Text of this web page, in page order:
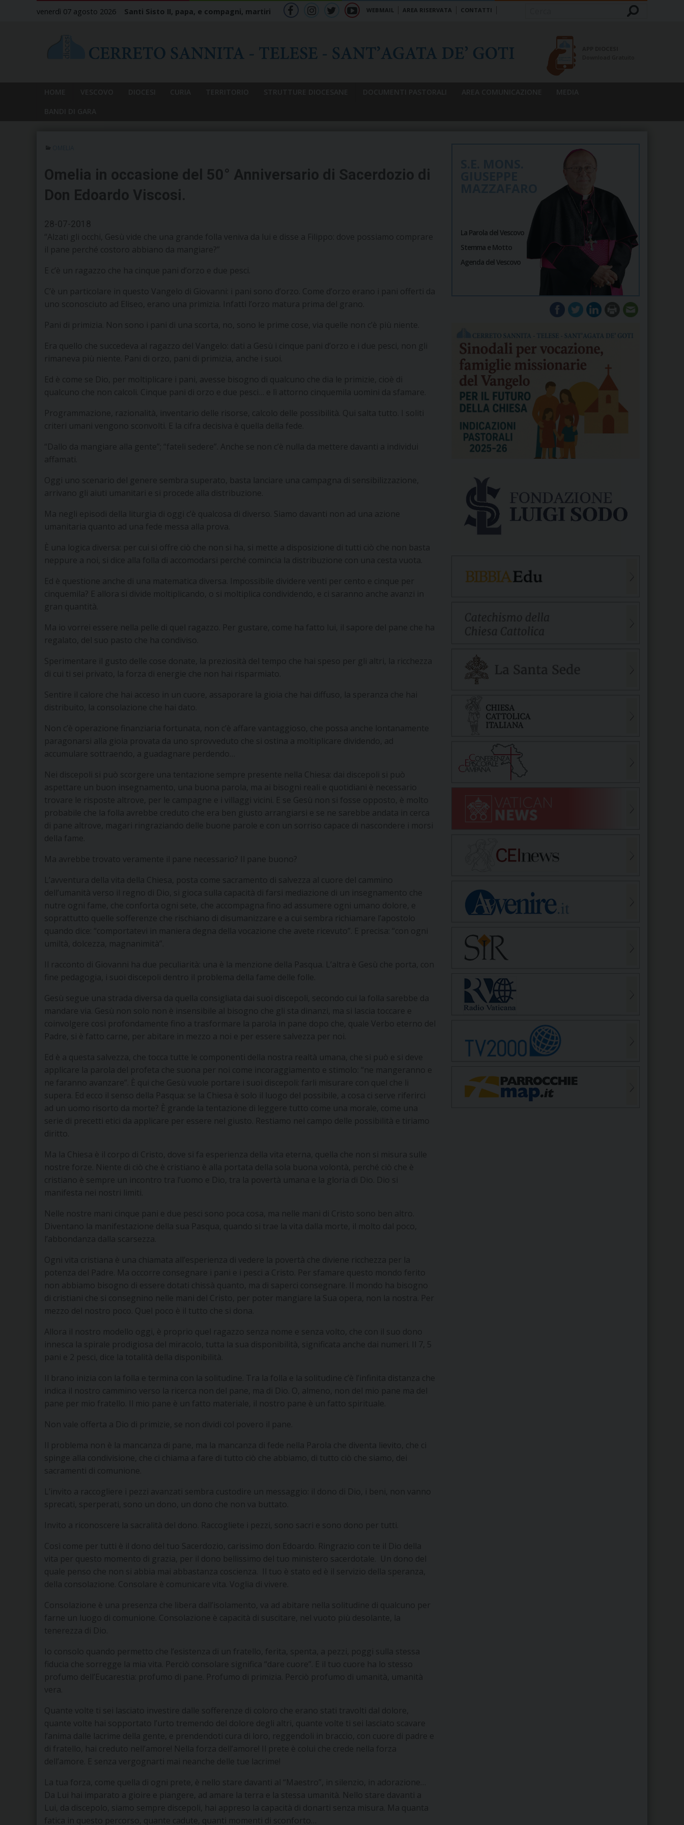
venerdì 07 agosto 2026 Santi Sisto II, papa, e compagni, martiri WEBMAIL AREA RISERVATA CONTATTI Cerca
Omelia in occasione del 50° Anniversario di Sacerdozio di
Don Edoardo Viscosi.
28-07-2018
“Alzati gli occhi, Gesù vide che una grande folla veniva da lui e disse a Filippo: dove possiamo comprare
il pane perché costoro abbiano da mangiare?”
E c’è un ragazzo che ha cinque pani d’orzo e due pesci.
C’è un particolare in questo Vangelo di Giovanni: i pani sono d’orzo. Come d’orzo erano i pani offerti da
uno sconosciuto ad Eliseo, erano una primizia. Infatti l’orzo matura prima del grano.
Pani di primizia. Non sono i pani di una scorta, no, sono le prime cose, via quelle non c’è più niente.
Era quello che succedeva al ragazzo del Vangelo: dati a Gesù i cinque pani d’orzo e i due pesci, non gli
rimaneva più niente. Pani di orzo, pani di primizia, anche i suoi.
Ed è come se Dio, per moltiplicare i pani, avesse bisogno di qualcuno che dia le primizie, cioè di
qualcuno che non calcoli. Cinque pani di orzo e due pesci… e lì attorno cinquemila uomini da sfamare.
Programmazione, razionalità, inventario delle risorse, calcolo delle possibilità. Qui salta tutto. I soliti
criteri umani vengono sconvolti. E la cifra decisiva è quella della fede.
“Dallo da mangiare alla gente”; “fateli sedere”. Anche se non c’è nulla da mettere davanti a individui
affamati.
Oggi uno scenario del genere sembra superato, basta lanciare una campagna di sensibilizzazione,
arrivano gli aiuti umanitari e si procede alla distribuzione.
Ma negli episodi della liturgia di oggi c’è qualcosa di diverso. Siamo davanti non ad una azione
umanitaria quanto ad una fede messa alla prova.
È una logica diversa: per cui si offre ciò che non si ha, si mette a disposizione di tutti ciò che non basta
neppure a noi, si dice alla folla di accomodarsi perché comincia la distribuzione con una cesta vuota.
Ed è questione anche di una matematica diversa. Impossibile dividere venti per cento e cinque per
cinquemila? E allora si divide moltiplicando, o si moltiplica condividendo, e ci saranno anche avanzi in
gran quantità.
Ma io vorrei essere nella pelle di quel ragazzo. Per gustare, come ha fatto lui, il sapore del pane che ha
regalato, del suo pasto che ha condiviso.
Sperimentare il gusto delle cose donate, la preziosità del tempo che hai speso per gli altri, la ricchezza
di cui ti sei privato, la forza di energie che non hai risparmiato.
Sentire il calore che hai acceso in un cuore, assaporare la gioia che hai diffuso, la speranza che hai
distribuito, la consolazione che hai dato.
Non c’è operazione finanziaria fortunata, non c’è affare vantaggioso, che possa anche lontanamente
paragonarsi alla gioia provata da uno sprovveduto che si ostina a moltiplicare dividendo, ad
accumulare sottraendo, a guadagnare perdendo…
Nei discepoli si può scorgere una tentazione sempre presente nella Chiesa: dai discepoli si può
aspettare un buon insegnamento, una buona parola, ma ai bisogni reali e quotidiani è necessario
trovare le risposte altrove, per le campagne e i villaggi vicini. E se Gesù non si fosse opposto, è molto
probabile che la folla avrebbe creduto che era ben giusto arrangiarsi e se ne sarebbe andata in cerca
di pane altrove, magari ringraziando delle buone parole e con un sorriso capace di nascondere i morsi
della fame.
Ma avrebbe trovato veramente il pane necessario? Il pane buono?
L’avventura della vita della Chiesa, posta come sacramento di salvezza al cuore del cammino
dell’umanità verso il regno di Dio, si gioca sulla capacità di farsi mediazione di un insegnamento che
nutre ogni fame, che conforta ogni sete, che accompagna fino ad assumere ogni umano dolore, e
soprattutto quelle sofferenze che rischiano di disumanizzare e a cui sembra richiamare l’apostolo
quando dice: “comportatevi in maniera degna della vocazione che avete ricevuto”. E precisa: “con ogni
umiltà, dolcezza, magnanimità”.
Il racconto di Giovanni ha due peculiarità: una è la menzione della Pasqua. L’altra è Gesù che porta, con
fine pedagogia, i suoi discepoli dentro il problema della fame delle folle.
Gesù segue una strada diversa da quella consigliata dai suoi discepoli, secondo cui la folla sarebbe da
mandare via. Gesù non solo non è insensibile al bisogno che gli sta dinanzi, ma si lascia toccare e
coinvolgere così profondamente fino a trasformare la parola in pane dopo che, quale Verbo eterno del
Padre, si è fatto carne, per abitare in mezzo a noi e per essere salvezza per noi.
Ed è a questa salvezza, che tocca tutte le componenti della nostra realtà umana, che si può e si deve
applicare la parola del profeta che suona per noi come incoraggiamento e stimolo: “ne mangeranno e
ne faranno avanzare”. È qui che Gesù vuole portare i suoi discepoli: farli misurare con quel che li
supera. Ed ecco il senso della Pasqua: se la Chiesa è solo il luogo del possibile, a cosa ci serve riferirci
ad un uomo risorto da morte? È grande la tentazione di leggere tutto come una morale, come una
serie di precetti etici da applicare per essere nel giusto. Restiamo nel campo delle possibilità e tiriamo
diritto.
Ma la Chiesa è il corpo di Cristo, dove si fa esperienza della vita eterna, quella che non si misura sulle
nostre forze. Niente di ciò che è cristiano è alla portata della sola buona volontà, perché ciò che è
cristiano è sempre un incontro tra l’uomo e Dio, tra la povertà umana e la gloria di Dio. Dio si
manifesta nei nostri limiti.
Nelle nostre mani cinque pani e due pesci sono poca cosa, ma nelle mani di Cristo sono ben altro.
Diventano la manifestazione della sua Pasqua, quando si trae la vita dalla morte, il molto dal poco,
l’abbondanza dalla scarsezza.
Ogni vita cristiana è una chiamata all’esperienza di vedere la povertà che diviene ricchezza per la
potenza del Padre. Ma occorre consegnare i pani e i pesci a Cristo. Per sfamare questo mondo ferito
non abbiamo bisogno di essere dotati chissà quanto, ma di saperci consegnare. Il mondo ha bisogno
di cristiani che si consegnino nelle mani del Cristo, per poter mangiare la Sua opera, non la nostra. Per
mezzo del nostro poco. Quel poco è il tutto che si dona.
Allora il nostro modello oggi, è proprio quel ragazzo senza nome e senza volto, che con il suo dono
innesca la spirale prodigiosa del miracolo, tutta la sua disponibilità, significata anche dai numeri. Il 7, 5
pani e 2 pesci, dice la totalità della disponibilità.
Il brano inizia con la folla e termina con la solitudine. Tra la folla e la solitudine c’è l’infinita distanza che
indica il nostro cammino verso la ricerca non del pane, ma di Dio. O, almeno, non del mio pane ma del
pane per mio fratello. Il mio pane è un fatto materiale, il nostro pane è un fatto spirituale.
Non vale offerta a Dio di primizie, se non dividi col povero il pane.
Il problema non è la mancanza di pane, ma la mancanza di fede nella Parola che diventa lievito, che ci
spinge alla condivisione, che ci chiama a fare di tutto ciò che abbiamo, di tutto ciò che siamo, dei
sacramenti di comunione.
L’invito a raccogliere i pezzi avanzati sembra custodire un messaggio: il dono di Dio, i beni, non vanno
sprecati, sperperati, sono un dono, un dono che non va buttato.
Invito a riconoscere la sacralità del dono. Raccogliete i pezzi, sono sacri e sono dono per tutti.
Così come per tutti è il dono del tuo Sacerdozio, carissimo don Edoardo. Ringrazio con te il Dio della
vita per questo momento di grazia, per il dono bellissimo del tuo ministero sacerdotale. Un dono del
quale penso che non si abbia mai abbastanza coscienza. Il tuo è stato ed è il servizio della speranza,
della consolazione. Consolare è comunicare vita. Voglia di vivere.
Consolazione è una presenza che libera dall’isolamento, va ad abitare nella solitudine di qualcuno per
farne un luogo di comunione. Consolazione è capacità di suscitare, nel vuoto più desolante, la
tenerezza di Dio.
Io consolo quando permetto che l’esistenza di un fratello, ferita, spenta, a pezzi, poggi sulla stessa
fiducia che sorregge la mia vita. Perciò consolare significa “dare cuore”. E il tuo cuore ha lo stesso
profumo dell’Eucarestia: profumo di pane. Profumo di primizia. Perciò profumo di umanità, umanità
vera.
Quante volte ti sei lasciato investire dalle sofferenze di coloro che erano stati travolti dal dolore,
quante volte hai sopportato l’urto tremendo del dolore degli altri, quante volte ti sei lasciato scavare
l’anima dalle lacrime della gente, e prendendoti cura di loro, reggendoli in braccio, con cuore di padre e
di fratello, hai creduto nell’amore! Nella forza dell’amore! Il prete è colui che crede nella forza
dell’amore. E senza vergognarti mai neanche delle tue lacrime!
La tua forza, come quella di ogni prete, è nello stare davanti al “Maestro”, in silenzio, in adorazione…
Da Lui hai imparato a gioire e piangere, ad amare la terra e la stessa umanità. Nello stare davanti a
Lui, da discepolo, siamo sempre discepoli, hai appreso la capacità di donarti senza misura. Ma quanta
fatica in questo percorso, quante cadute, quanti momenti di sconforto…
La Parola del Vescovo
Stemma e Motto
Agenda del Vescovo